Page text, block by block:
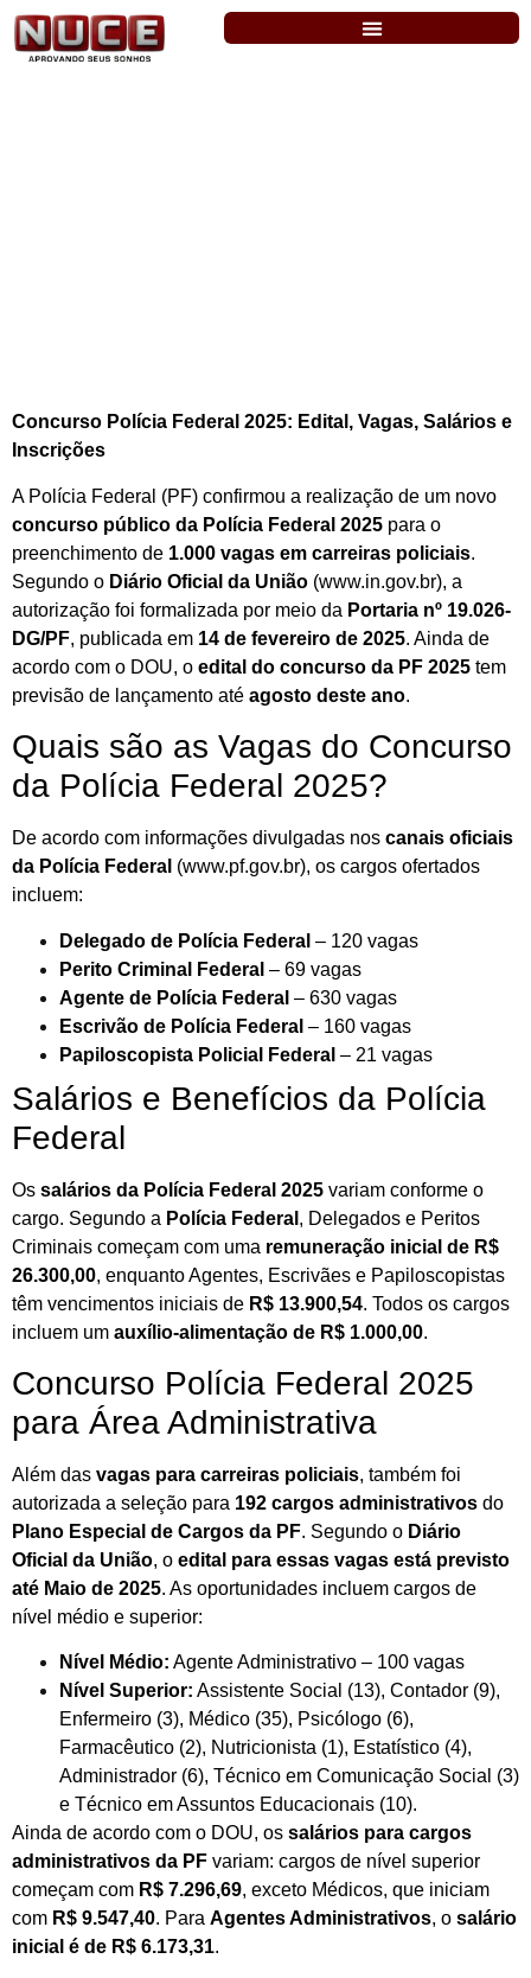
Concurso Polícia Federal 2025: Edital, Vagas, Salários e
Inscrições
A Polícia Federal (PF) confirmou a realização de um novo
concurso público da Polícia Federal 2025 para o
preenchimento de 1.000 vagas em carreiras policiais.
Segundo o Diário Oficial da União (www.in.gov.br), a
autorização foi formalizada por meio da Portaria nº 19.026-
DG/PF, publicada em 14 de fevereiro de 2025. Ainda de
acordo com o DOU, o edital do concurso da PF 2025 tem
previsão de lançamento até agosto deste ano.
Quais são as Vagas do Concurso
da Polícia Federal 2025?
De acordo com informações divulgadas nos canais oficiais
da Polícia Federal (www.pf.gov.br), os cargos ofertados
incluem:
Delegado de Polícia Federal – 120 vagas
Perito Criminal Federal – 69 vagas
Agente de Polícia Federal – 630 vagas
Escrivão de Polícia Federal – 160 vagas
Papiloscopista Policial Federal – 21 vagas
Salários e Benefícios da Polícia
Federal
Os salários da Polícia Federal 2025 variam conforme o
cargo. Segundo a Polícia Federal , Delegados e Peritos
Criminais começam com uma remuneração inicial de R$
26.300,00, enquanto Agentes, Escrivães e Papiloscopistas
têm vencimentos iniciais de R$ 13.900,54. Todos os cargos
incluem um auxílio-alimentação de R$ 1.000,00.
Concurso Polícia Federal 2025
para Área Administrativa
Além das vagas para carreiras policiais, também foi
autorizada a seleção para 192 cargos administrativos do
Plano Especial de Cargos da PF. Segundo o Diário
Oficial da União, o edital para essas vagas está previsto
até Maio de 2025. As oportunidades incluem cargos de
nível médio e superior:
Nível Médio: Agente Administrativo – 100 vagas
Nível Superior: Assistente Social (13), Contador (9),
Enfermeiro (3), Médico (35), Psicólogo (6),
Farmacêutico (2), Nutricionista (1), Estatístico (4),
Administrador (6), Técnico em Comunicação Social (3)
e Técnico em Assuntos Educacionais (10).
Ainda de acordo com o DOU, os salários para cargos
administrativos da PF variam: cargos de nível superior
começam com R$ 7.296,69, exceto Médicos, que iniciam
com R$ 9.547,40. Para Agentes Administrativos, o salário
inicial é de R$ 6.173,31.